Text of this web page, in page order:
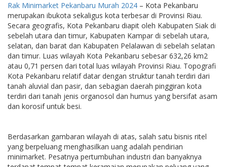
Rak Minimarket Pekanbaru Murah 2024 – Kota Pekanbaru
merupakan ibukota sekaligus kota terbesar di Provinsi Riau.
Secara geografis, Kota Pekanbaru diapit oleh Kabupaten Siak di
sebelah utara dan timur, Kabupaten Kampar di sebelah utara,
selatan, dan barat dan Kabupaten Pelalawan di sebelah selatan
dan timur. Luas wilayah Kota Pekanbaru sebesar 632,26 km2
atau 0,71 persen dari total luas wilayah Provinsi Riau. Topografi
Kota Pekanbaru relatif datar dengan struktur tanah terdiri dari
tanah aluvial dan pasir, dan sebagian daerah pinggiran kota
terdiri dari tanah jenis organosol dan humus yang bersifat asam
dan korosif untuk besi.
Berdasarkan gambaran wilayah di atas, salah satu bisnis ritel
yang berpeluang menghasilkan uang adalah pendirian
minimarket. Pesatnya pertumbuhan industri dan banyaknya